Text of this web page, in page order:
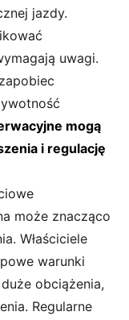
jazdy.
uwagi.
mogą
i regulację
może znacząco
Właściciele
warunki
obciążenia,
Regularne